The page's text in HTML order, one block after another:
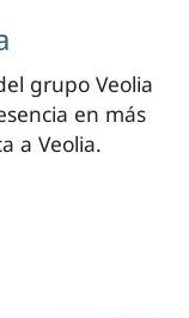
grupo Veolia
en más
a Veolia.